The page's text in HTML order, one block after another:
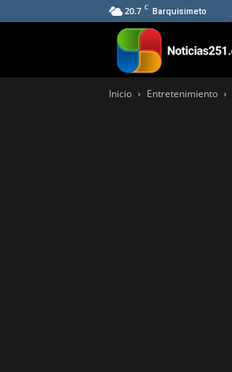
20.7 C Barquisimeto
Inicio Entretenimiento